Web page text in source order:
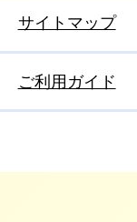
サイトマップ
ご利用ガイド